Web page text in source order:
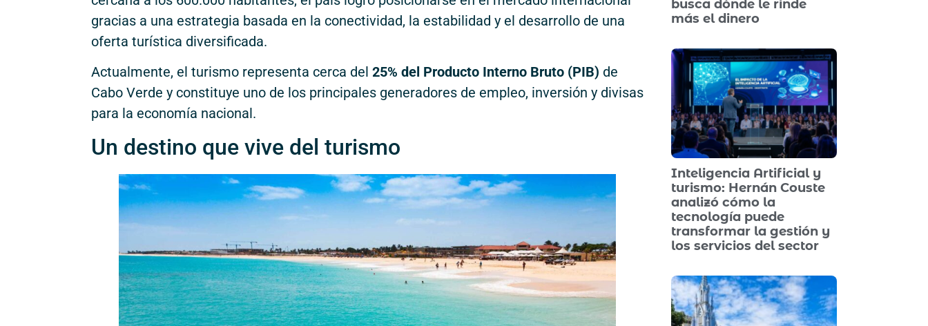
gracias a una estrategia basada en la conectividad, la estabilidad y el desarrollo de una
oferta turística diversificada.
Actualmente, el turismo representa cerca del 25% del Producto Interno Bruto (PIB) de
Cabo Verde y constituye uno de los principales generadores de empleo, inversión y divisas
para la economía nacional.
Un destino que vive del turismo
busca dónde le rinde
más el dinero
Inteligencia Artificial y
turismo: Hernán Couste
analizó cómo la
tecnología puede
transformar la gestión y
los servicios del sector